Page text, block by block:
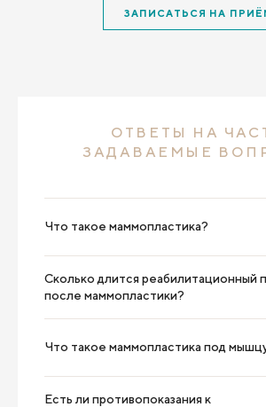
Израиль звонила. И вот только Егор
Андреевич откликнулся на мою беду и
востанавливаться.
ЗАПИСАТЬСЯ НА
ОТВЕТЫ НА
ЗАДАВАЕМЫЕ
Что такое маммопластика?
Сколько длится реабилитационный
после маммопластики?
Что такое маммопластика под
Есть ли противопоказания к